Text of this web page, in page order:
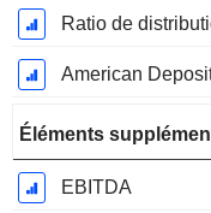
Ratio de
American
Éléments
EBITDA